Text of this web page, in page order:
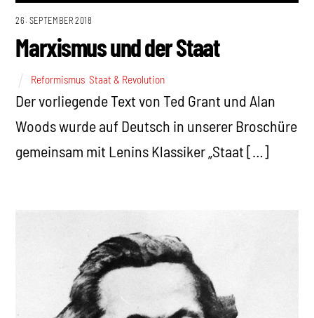
26. SEPTEMBER 2018
Marxismus und der Staat
Reformismus ,Staat & Revolution
Der vorliegende Text von Ted Grant und Alan
Woods wurde auf Deutsch in unserer Broschüre
gemeinsam mit Lenins Klassiker „Staat […]